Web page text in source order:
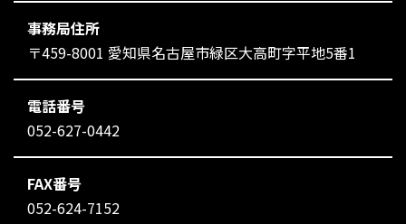
事務局住所
〒459-8001 愛知県名古屋市緑区大高町字平地5番1
電話番号
052-627-0442
FAX番号
052-624-7152